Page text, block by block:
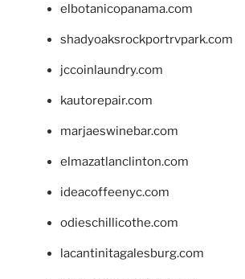
elbotanicopanama.com
shadyoaksrockportrvpark.com
jccoinlaundry.com
kautorepair.com
marjaeswinebar.com
elmazatlanclinton.com
ideacoffeenyc.com
odieschillicothe.com
lacantinitagalesburg.com